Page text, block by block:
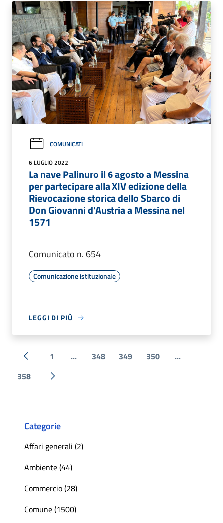
COMUNICATI
6 LUGLIO 2022
La nave Palinuro il 6 agosto a Messina
per partecipare alla XIV edizione della
Rievocazione storica dello Sbarco di
Don Giovanni d'Austria a Messina nel
1571
Comunicato n. 654
Comunicazione istituzionale
LEGGI DI PIÙ
« Precedente
1 ... 348 349 350
...
358
Successiva »
Categorie
Affari generali (2)
Ambiente (44)
Commercio (28)
Comune (1500)